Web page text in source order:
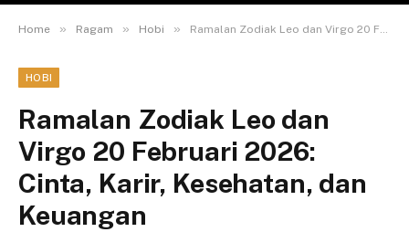
Home » Ragam » Hobi » Ramalan Zodiak Leo dan Virgo 20 Februari 2026: Cinta, Karir, Kesehatan, dan Keuangan
HOBI
Ramalan Zodiak Leo dan
Virgo 20 Februari 2026:
Cinta, Karir, Kesehatan, dan
Keuangan